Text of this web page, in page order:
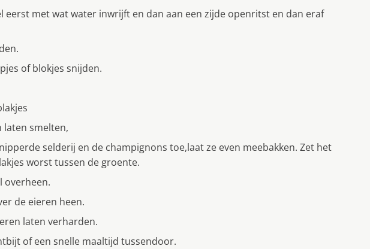
eerst met wat water inwrijft en dan aan een zijde openritst en dan eraf
of blokjes snijden.
laten smelten,
selderij en de champignons toe,laat ze even meebakken. Zet het
worst tussen de groente.
overheen.
de eieren heen.
laten verharden.
of een snelle maaltijd tussendoor.